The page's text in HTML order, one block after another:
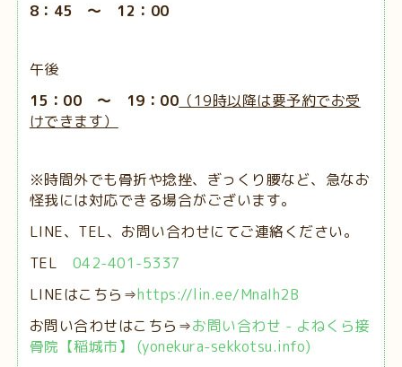
8：45 ～ 12：00
午後
15：00 ～ 19：00 （19時以降は要予約でお受
けできます）
※時間外でも骨折や捻挫、ぎっくり腰など、急なお
怪我には対応できる場合がございます。
LINE、TEL、お問い合わせにてご連絡ください。
TEL 042-401-5337
LINEはこちら⇒https://lin.ee/MnaIh2B
お問い合わせはこちら⇒お問い合わせ - よねくら接
骨院【稲城市】 (yonekura-sekkotsu.info)